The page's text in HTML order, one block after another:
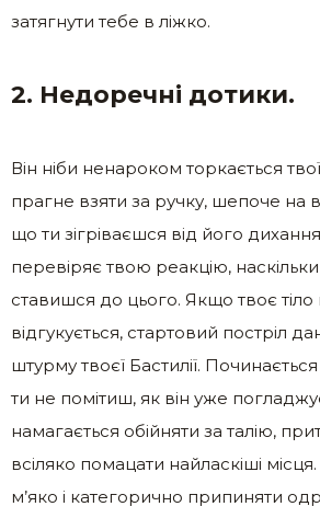
затягнути тебе в ліжко.
2. Недоречні дотики.
Він ніби ненароком торкається
прагне взяти за ручку, шепоче на
що ти зігріваєшся від його
перевіряє твою реакцію,
ставишся до цього. Якщо твоє тіло
відгукується, стартовий постріл
штурму твоєї Бастилії.
ти не помітиш, як він уже
намагається обійняти за талію,
всіляко помацати найласкіші
м’яко і категорично припиняти